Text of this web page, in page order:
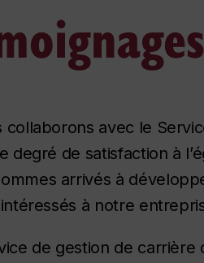
collaborons avec le
degré de satisfaction à
arrivés à
à notre
de gestion de